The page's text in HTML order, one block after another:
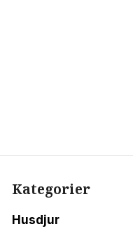
Kategorier
Husdjur